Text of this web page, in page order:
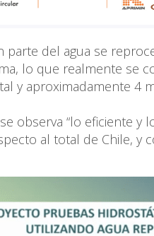
parte del agua se
lo que realmente se
y aproximadamente 4
observa “lo eficiente
al total de Chile, y